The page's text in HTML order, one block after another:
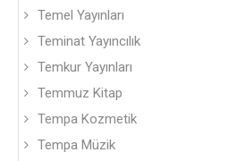
Temel Yayınları
Teminat Yayıncılık
Temkur Yayınları
Temmuz Kitap
Tempa Kozmetik
Tempa Müzik